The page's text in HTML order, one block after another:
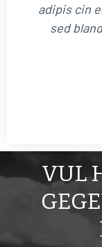
adipis cin
sed
VUL